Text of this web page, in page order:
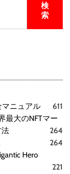
検
索
ニュアル
611
最大のNFTマー
法
264
264
Hero
221